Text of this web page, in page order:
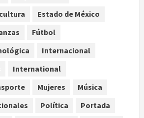
Salud
Sectores obrero y empresarial
piden al IMSS nuevo hospital en
agosto 6, 2026
Nacional
Falla en sistema Booster de El
Estado de México
Fútbol
Internacional
International
Mujeres
Música
Política
Portada